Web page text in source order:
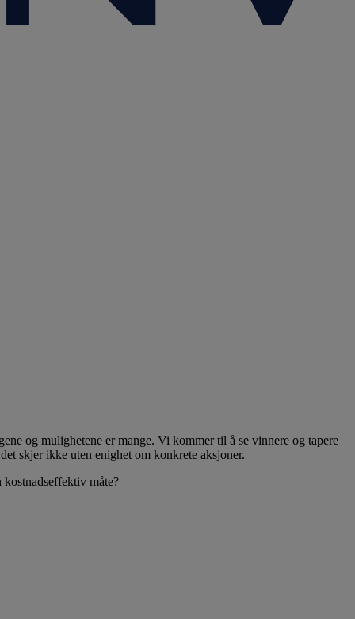
og mulighetene er mange. Vi kommer til å se vinnere og tapere
skjer ikke uten enighet om konkrete aksjoner.
måte?